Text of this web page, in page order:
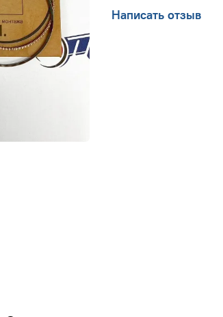
Написать отзыв